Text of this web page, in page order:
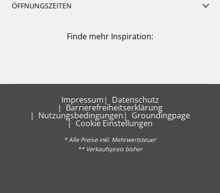
ÖFFNUNGSZEITEN
Finde mehr Inspiration:
Impressum Datenschutz
Barrierefreiheitserklärung
Nutzungsbedingungen Groundingpage
Cookie Einstellungen
* Alle Preise inkl. Mehrwertsteuer
** Verkaufspreis bisher